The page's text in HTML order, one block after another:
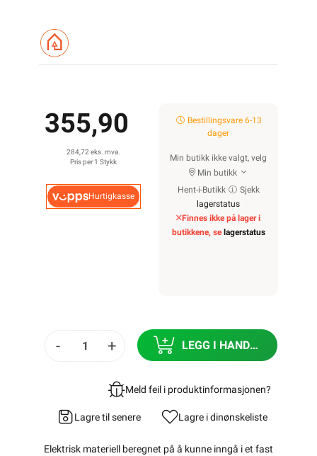
355,90
284,72 eks. mva.
Pris per 1 Stykk
Hurtigkasse
Bestillingsvare 6-13
dager
Min butikk ikke valgt, velg
Min butikk
Hent-i-Butikk
Sjekk
lagerstatus
Finnes ikke på lager i
butikkene, se lagerstatus
- + LEGG I HANDLEKURV
Meld feil i produktinformasjonen?
Lagre til senere Lagre i dinønskeliste
Elektrisk materiell beregnet på å kunne inngå i et fast